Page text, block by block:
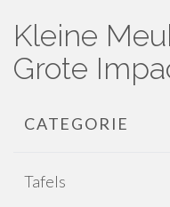
Kleine
Grote
CATEGORIE
Tafels